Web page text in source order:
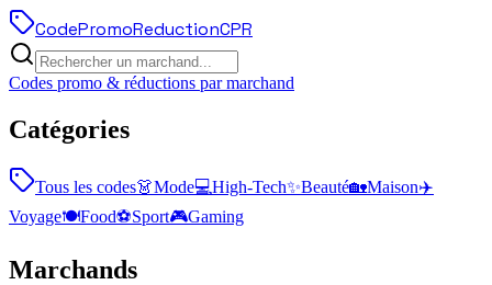
CodePromoReductionCPR
Codes promo & réductions par marchand
Catégories
Tous les codes👗Mode💻High-Tech✨Beauté🏡Maison✈️
Voyage🍽️Food⚽Sport🎮Gaming
Marchands